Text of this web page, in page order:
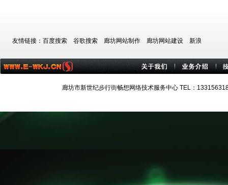
友情链接： 百度搜索 谷歌搜索 廊坊网站制作 廊坊网站建设 新浪
廊坊市新世纪步行街畅想网络技术服务中心 TEL：